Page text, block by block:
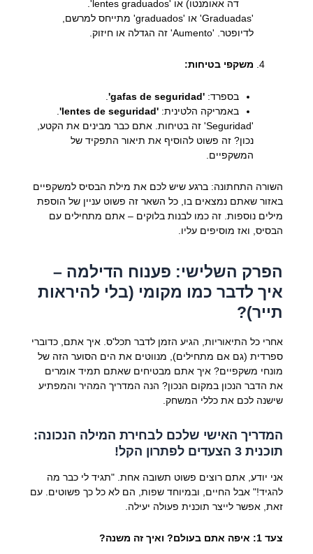
דה אאומנטו) או 'lentes graduados'.
'Graduadas' או 'graduados' מתייחס למרשם,
לדיופטר. 'Aumento' זה הגדלה או חיזוק.
משקפי בטיחות:
בספרד: 'gafas de seguridad'
.
באמריקה הלטינית: 'lentes de seguridad'
.
'Seguridad' זה בטיחות. אתם כבר מבינים את הקטע,
נכון? זה פשוט להוסיף את תיאור התפקיד של
המשקפיים.
השורה התחתונה: ברגע שיש לכם את מילת הבסיס למשקפיים
באזור שאתם נמצאים בו, כל השאר זה פשוט עניין של הוספת
מילים נוספות. זה כמו לבנות בלוקים – אתם מתחילים עם
הבסיס, ואז מוסיפים עליו.
הפרק השלישי: פענוח הדילמה –
איך לדבר כמו מקומי (בלי להיראות
תייר)?
אחרי כל התיאוריות, הגיע הזמן לדבר תכל'ס. איך אתם, כדוברי
ספרדית (גם אם מתחילים), מנווטים את הים הסוער הזה של
מונחי משקפיים? איך אתם מבטיחים שאתם תמיד אומרים
את הדבר הנכון במקום הנכון? הנה המדריך המהיר והמפתיע
שישנה לכם את כללי המשחק.
המדריך האישי שלכם לבחירת המילה הנכונה:
תוכנית 3 הצעדים לפתרון הקל!
אני יודע, אתם רוצים פשוט תשובה אחת. "תגיד לי כבר מה
להגיד!" אבל החיים, ובמיוחד שפות, הם לא כל כך פשוטים. עם
זאת, אפשר לייצר תוכנית פעולה יעילה.
צעד 1: איפה אתם בעולם? ואיך זה משנה?